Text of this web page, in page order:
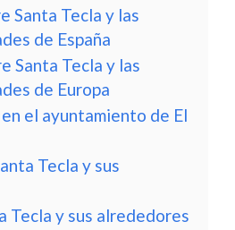
Santa Tecla y las
de España
Santa Tecla y las
de Europa
el ayuntamiento de El
Tecla y sus
Tecla y sus alrededores